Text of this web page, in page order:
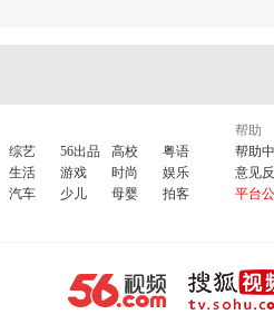
综艺 56出品 高校
粤语
生活 游戏 时尚
娱乐
汽车 少儿 母婴 拍客
帮助
帮助
意见
平台